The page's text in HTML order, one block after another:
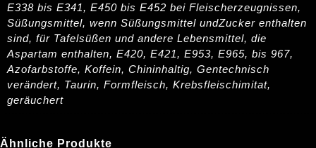
E338 bis E341, E450 bis E452 bei Fleischerzeugnissen,
Süßungsmittel, wenn Süßungsmittel undZucker enthalten
sind, für Tafelsüßen und andere Lebensmittel, die
Aspartam enthalten, E420, E421, E953, E965, bis 967,
Azofarbstoffe, Koffein, Chininhaltig, Gentechnisch
verändert, Taurin, Formfleisch, Krebsfleischimitat,
geräuchert
Ähnliche Produkte